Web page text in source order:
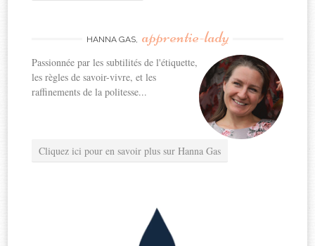
HANNA GAS, apprentie-lady
Passionnée par les subtilités de l'étiquette,
les règles de savoir-vivre, et les
raffinements de la politesse...
Cliquez ici pour en savoir plus sur Hanna Gas